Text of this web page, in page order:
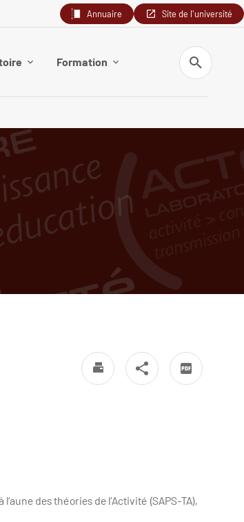
Annuaire Site de l'université
Formation
Recherche
des théories de l’Activité (SAPS-TA),